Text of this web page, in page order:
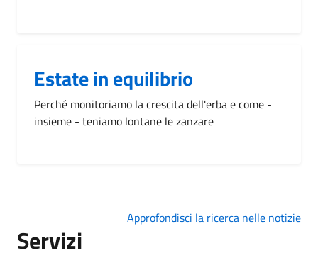
Estate in equilibrio
Perché monitoriamo la crescita dell'erba e come -
insieme - teniamo lontane le zanzare
Approfondisci la ricerca nelle notizie
Servizi